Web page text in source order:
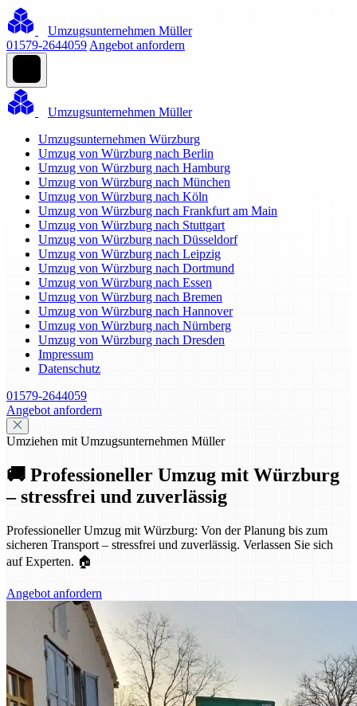
Umzugsunternehmen Müller
01579-2644059 Angebot anfordern
Umzugsunternehmen Müller
Umzugsunternehmen Würzburg
Umzug von Würzburg nach Berlin
Umzug von Würzburg nach Hamburg
Umzug von Würzburg nach München
Umzug von Würzburg nach Köln
Umzug von Würzburg nach Frankfurt am Main
Umzug von Würzburg nach Stuttgart
Umzug von Würzburg nach Düsseldorf
Umzug von Würzburg nach Leipzig
Umzug von Würzburg nach Dortmund
Umzug von Würzburg nach Essen
Umzug von Würzburg nach Bremen
Umzug von Würzburg nach Hannover
Umzug von Würzburg nach Nürnberg
Umzug von Würzburg nach Dresden
Impressum
Datenschutz
01579-2644059
Angebot anfordern
Umziehen mit Umzugsunternehmen Müller
🚚 Professioneller Umzug mit Würzburg
– stressfrei und zuverlässig
Professioneller Umzug mit Würzburg: Von der Planung bis zum
sicheren Transport – stressfrei und zuverlässig. Verlassen Sie sich
auf Experten. 🏠
Angebot anfordern